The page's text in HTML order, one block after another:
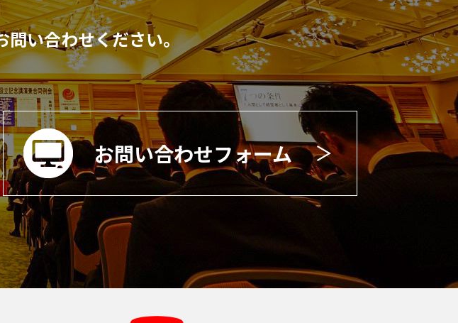
問い合わせください。
お問い合わせフォーム